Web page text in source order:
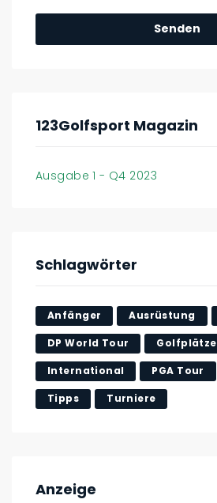
123Golfsport Magazin
Ausgabe 1 - Q4 2023
Schlagwörter
Anfänger Ausrüstung
DP World Tour Golfplätze
International PGA Tour
Tipps Turniere
Anzeige